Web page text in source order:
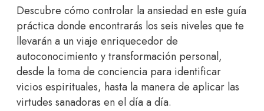
Descubre cómo controlar la ansiedad en este guía
práctica donde encontrarás los seis niveles que te
llevarán a un viaje enriquecedor de
autoconocimiento y transformación personal,
desde la toma de conciencia para identificar
vicios espirituales, hasta la manera de aplicar las
virtudes sanadoras en el día a día.